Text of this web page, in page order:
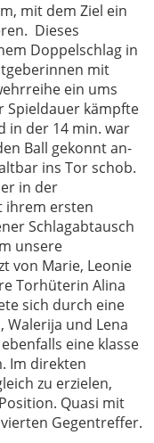
mit dem Ziel ein
Dieses
Doppelschlag in
mit
ein ums
Spieldauer kämpfte
in der 14 min. war
Ball gekonnt an-
ins Tor schob.
in der
ihrem ersten
Schlagabtausch
unsere
von Marie, Leonie
Torhüterin Alina
sich durch eine
Walerija und Lena
eine klasse
Im direkten
zu erzielen,
Quasi mit
Gegentreffer.